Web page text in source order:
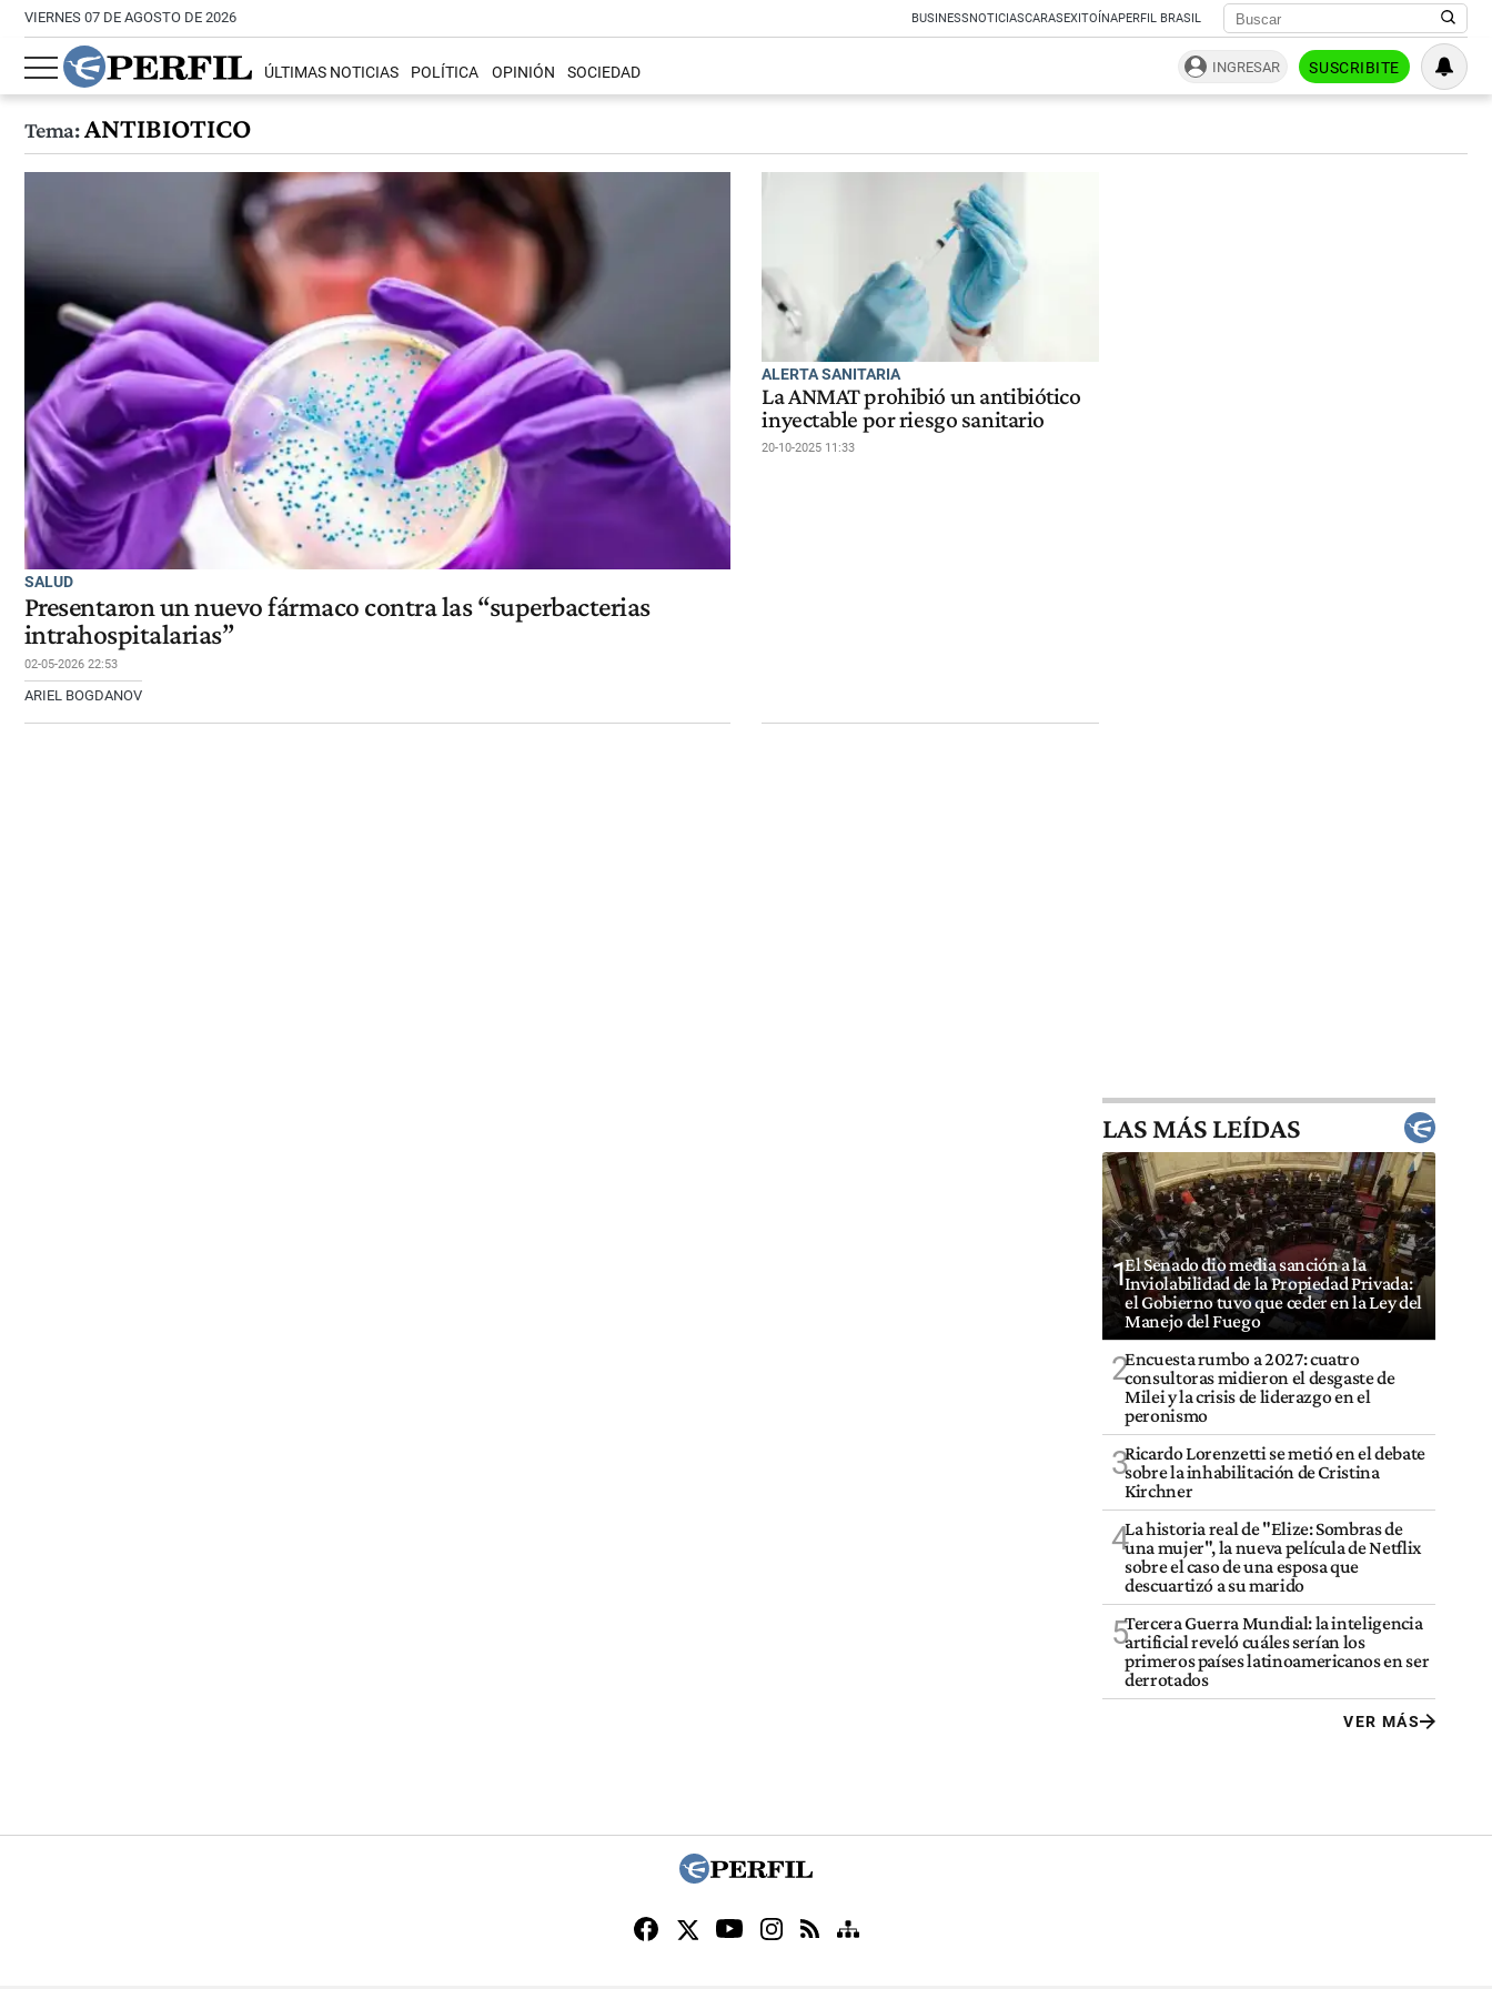
VIERNES 07 DE AGOSTO DE 2026 BUSINESSNOTICIASCARASEXITOÍNAPERFIL BRASIL
ÚLTIMAS NOTICIAS POLÍTICA OPINIÓN SOCIEDAD INGRESAR SUSCRIBITE
Tema:ANTIBIOTICO
SALUD
Presentaron un nuevo fármaco contra las “superbacterias
intrahospitalarias”
02-05-2026 22:53
ARIEL BOGDANOV
ALERTA SANITARIA
La ANMAT prohibió un antibiótico
inyectable por riesgo sanitario
20-10-2025 11:33
LAS MÁS LEÍDAS
1El Senado dio media sanción a la
Inviolabilidad de la Propiedad Privada:
el Gobierno tuvo que ceder en la Ley del
Manejo del Fuego
2Encuesta rumbo a 2027: cuatro
consultoras midieron el desgaste de
Milei y la crisis de liderazgo en el
peronismo
3Ricardo Lorenzetti se metió en el debate
sobre la inhabilitación de Cristina
Kirchner
4La historia real de "Elize: Sombras de
una mujer", la nueva película de Netflix
sobre el caso de una esposa que
descuartizó a su marido
5Tercera Guerra Mundial: la inteligencia
artificial reveló cuáles serían los
primeros países latinoamericanos en ser
derrotados
VER MÁS